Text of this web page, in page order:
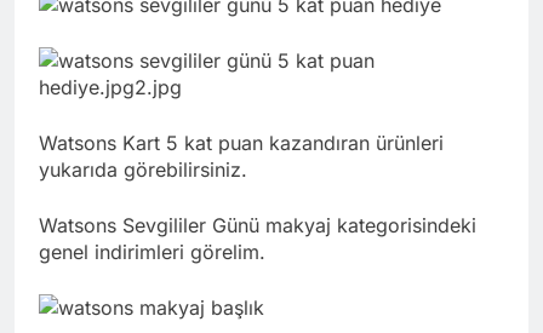
Watsons Kart 5 kat puan kazandıran ürünleri
yukarıda görebilirsiniz.
Watsons Sevgililer Günü makyaj kategorisindeki
genel indirimleri görelim.